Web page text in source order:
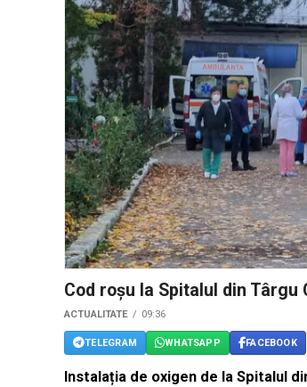
Cod roșu la Spitalul din
ACTUALITATE 09:36
TELEGRAM WHATSAPP FACEBOOK
Instalația de oxigen de la Spitalul